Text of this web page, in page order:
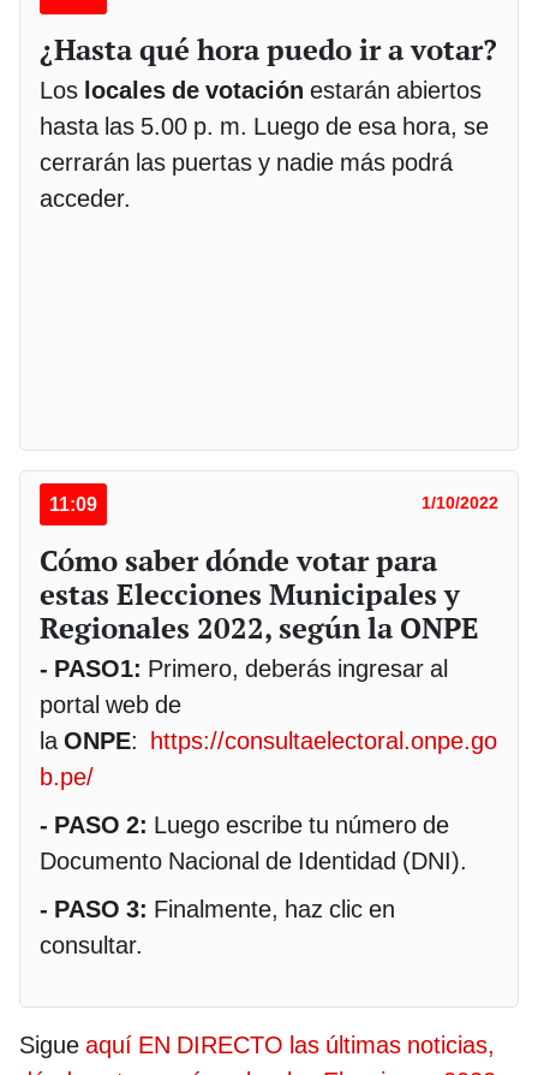
¿Hasta qué hora puedo ir a votar?
Los locales de votación estarán abiertos
hasta las 5.00 p. m. Luego de esa hora, se
cerrarán las puertas y nadie más podrá
acceder.
11:09 1/10/2022
Cómo saber dónde votar para
estas Elecciones Municipales y
Regionales 2022, según la ONPE
- PASO1: Primero, deberás ingresar al
portal web de
laONPE: https://consultaelectoral.onpe.go
b.pe/
- PASO 2: Luego escribe tu número de
Documento Nacional de Identidad (DNI).
- PASO 3: Finalmente, haz clic en
consultar.
Sigue aquí EN DIRECTO las últimas noticias,